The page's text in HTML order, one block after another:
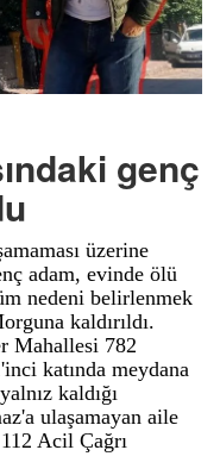
genç
üzerine
adam, evinde ölü
nedeni belirlenmek
kaldırıldı.
Mahallesi 782
katında meydana
kaldığı
ulaşamayan aile
Acil Çağrı